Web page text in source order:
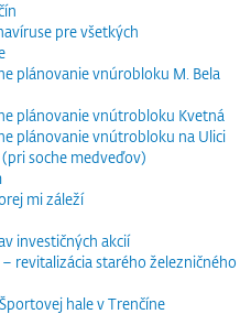
pre všetkých
plánovanie vnúrobloku M. Bela
plánovanie vnútrobloku Kvetná
plánovanie vnútrobloku na Ulici
soche medveďov)
mi záleží
investičných akcií
revitalizácia starého železničného
hale v Trenčíne